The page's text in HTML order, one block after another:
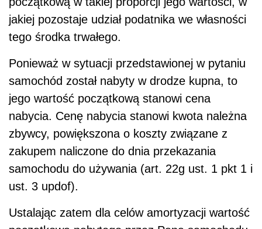
samochodu do używania (art. 22g ust. 1 pkt 1 i
ust. 3 updof).
początkową nabytego przez Pana samochodu,
z uwagi na to, że w 49% stanowi on
współwłasność banku, za wartość początkową
należy przyjąć Pana udział w cenie nabycia
samochodu. Wyniesie on 17 136 zł, czyli 51%
z 33 600 zł.
PRZYKŁAD
Przedsiębiorca nabył samochód ciężarowy o